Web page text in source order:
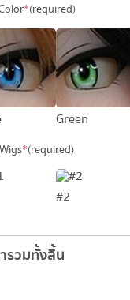
*(required)
Green
*(required)
#2
รวมทั้งสิ้น